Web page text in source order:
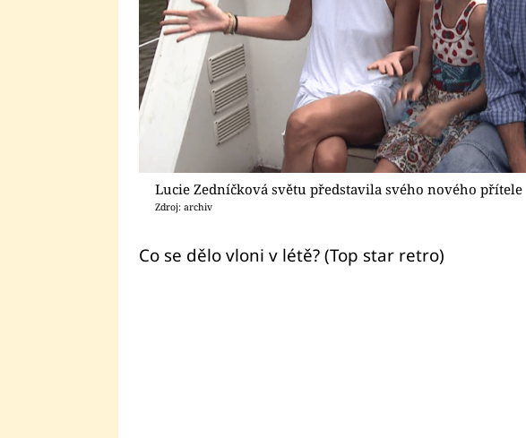
Lucie Zedníčková světu představila svého nového přítele
Zdroj: archiv
Co se dělo vloni v létě? (Top star retro)